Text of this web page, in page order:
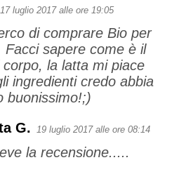
17 luglio 2017 alle ore 19:05
di comprare Bio per
Facci sapere come è il
la latta mi piace
ingredienti credo abbia
buonissimo!;)
G. 19 luglio 2017 alle ore 08:14
la recensione.....